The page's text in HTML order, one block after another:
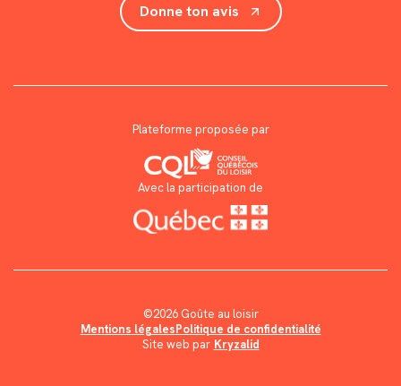
Donne ton avis
Plateforme proposée par
Avec la participation de
©2026 Goûte au loisir
Mentions légalesPolitique de confidentialité
Site web par Kryzalid